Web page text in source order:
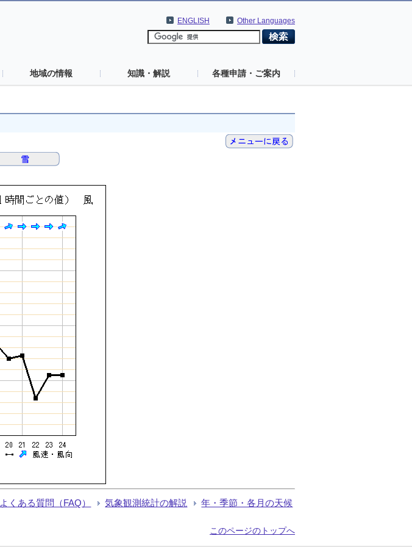
Other Languages
ENGLISH
地域の情報 知識・解説 各種申請・ご案内
よくある質問（FAQ） 気象観測統計の解説 年・季節・各月の天候
このページのトップへ